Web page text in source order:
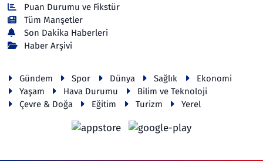
Puan Durumu ve Fikstür
Tüm Manşetler
Son Dakika Haberleri
Haber Arşivi
Gündem Spor Dünya Sağlık
Ekonomi
Yaşam
Hava Durumu
Bilim ve Teknoloji
Çevre & Doğa
Eğitim Turizm Yerel